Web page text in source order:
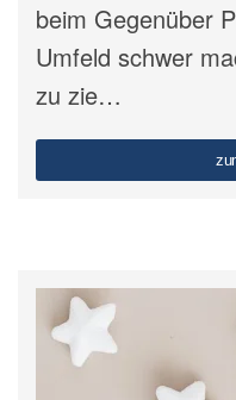
beim Gegenüber
Umfeld schwer
zu zie…